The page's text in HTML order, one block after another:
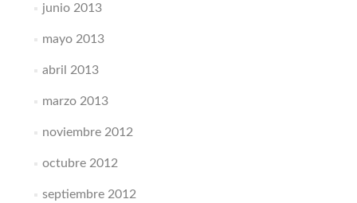
junio 2013
mayo 2013
abril 2013
marzo 2013
noviembre 2012
octubre 2012
septiembre 2012